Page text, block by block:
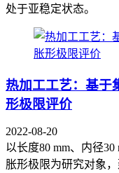
处于亚稳定状态。
热加工工艺：基于
形极限评价
2022-08-20
以长度80 mm、内径
胀形极限为研究对象